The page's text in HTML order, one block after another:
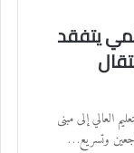
يتفقد
العالي إلى مبنى
وتسريع…